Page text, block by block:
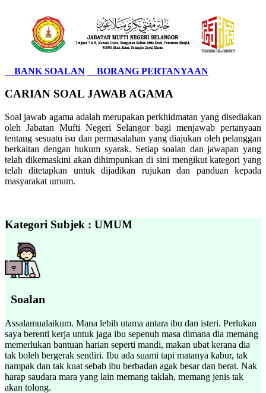
BANK SOALAN BORANG PERTANYAAN
CARIAN SOAL JAWAB AGAMA
Soal jawab agama adalah merupakan perkhidmatan yang disediakan
oleh Jabatan Mufti Negeri Selangor bagi menjawab pertanyaan
tentang sesuatu isu dan permasalahan yang diajukan oleh pelanggan
berkaitan dengan hukum syarak. Setiap soalan dan jawapan yang
telah dikemaskini akan dihimpunkan di sini mengikut kategori yang
telah ditetapkan untuk dijadikan rujukan dan panduan kepada
masyarakat umum.
Kategori Subjek : UMUM
Soalan
Assalamualaikum. Mana lebih utama antara ibu dan isteri. Perlukan
saya berenti kerja untuk jaga ibu sepenuh masa dimana dia memang
memerlukan bantuan harian seperti mandi, makan ubat kerana dia
tak boleh bergerak sendiri. Ibu ada suami tapi matanya kabur, tak
nampak dan tak kuat sebab ibu berbadan agak besar dan berat. Nak
harap saudara mara yang lain memang taklah, memang jenis tak
akan tolong.